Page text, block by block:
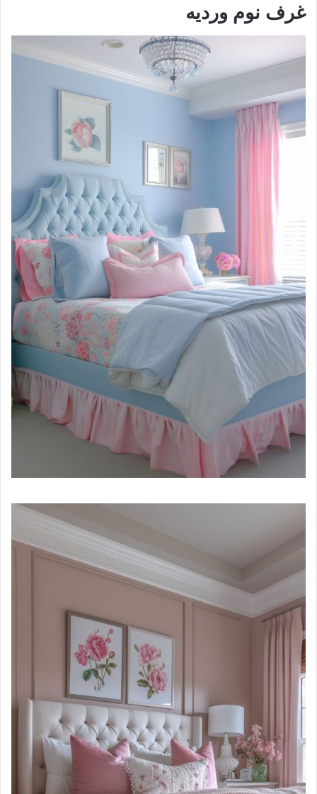
غرف نوم ورديه